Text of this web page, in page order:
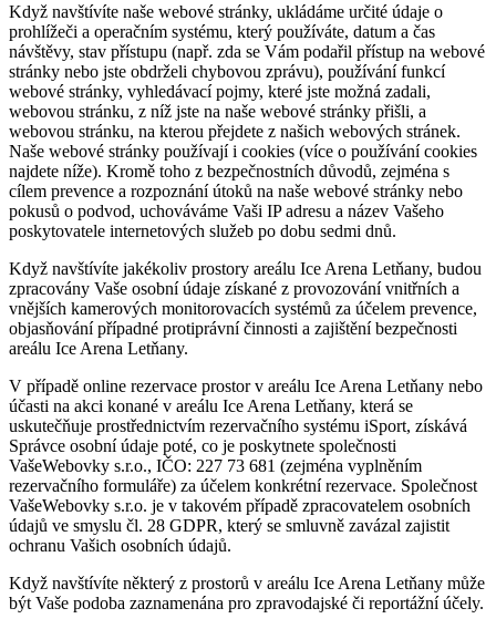
Když navštívíte naše webové stránky, ukládáme určité údaje o
prohlížeči a operačním systému, který používáte, datum a čas
návštěvy, stav přístupu (např. zda se Vám podařil přístup na webové
stránky nebo jste obdrželi chybovou zprávu), používání funkcí
webové stránky, vyhledávací pojmy, které jste možná zadali,
webovou stránku, z níž jste na naše webové stránky přišli, a
webovou stránku, na kterou přejdete z našich webových stránek.
Naše webové stránky používají i cookies (více o používání cookies
najdete níže). Kromě toho z bezpečnostních důvodů, zejména s
cílem prevence a rozpoznání útoků na naše webové stránky nebo
pokusů o podvod, uchováváme Vaši IP adresu a název Vašeho
poskytovatele internetových služeb po dobu sedmi dnů.
Když navštívíte jakékoliv prostory areálu Ice Arena Letňany, budou
zpracovány Vaše osobní údaje získané z provozování vnitřních a
vnějších kamerových monitorovacích systémů za účelem prevence,
objasňování případné protiprávní činnosti a zajištění bezpečnosti
areálu Ice Arena Letňany.
V případě online rezervace prostor v areálu Ice Arena Letňany nebo
účasti na akci konané v areálu Ice Arena Letňany, která se
uskutečňuje prostřednictvím rezervačního systému iSport, získává
Správce osobní údaje poté, co je poskytnete společnosti
VašeWebovky s.r.o., IČO: 227 73 681 (zejména vyplněním
rezervačního formuláře) za účelem konkrétní rezervace. Společnost
VašeWebovky s.r.o. je v takovém případě zpracovatelem osobních
údajů ve smyslu čl. 28 GDPR, který se smluvně zavázal zajistit
ochranu Vašich osobních údajů.
Když navštívíte některý z prostorů v areálu Ice Arena Letňany může
být Vaše podoba zaznamenána pro zpravodajské či reportážní účely.